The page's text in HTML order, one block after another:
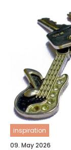
inspiration
09. May 2026